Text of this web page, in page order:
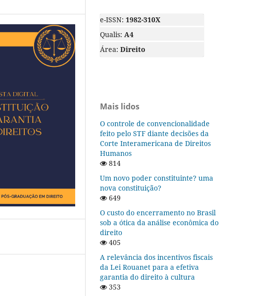
e-ISSN: 1982-310X
Qualis: A4
Área: Direito
Mais lidos
O controle de convencionalidade
feito pelo STF diante decisões da
Corte Interamericana de Direitos
Humanos
814
Um novo poder constituinte? uma
nova constituição?
649
O custo do encerramento no Brasil
sob a ótica da análise econômica do
direito
405
A relevância dos incentivos fiscais
da Lei Rouanet para a efetiva
garantia do direito à cultura
353